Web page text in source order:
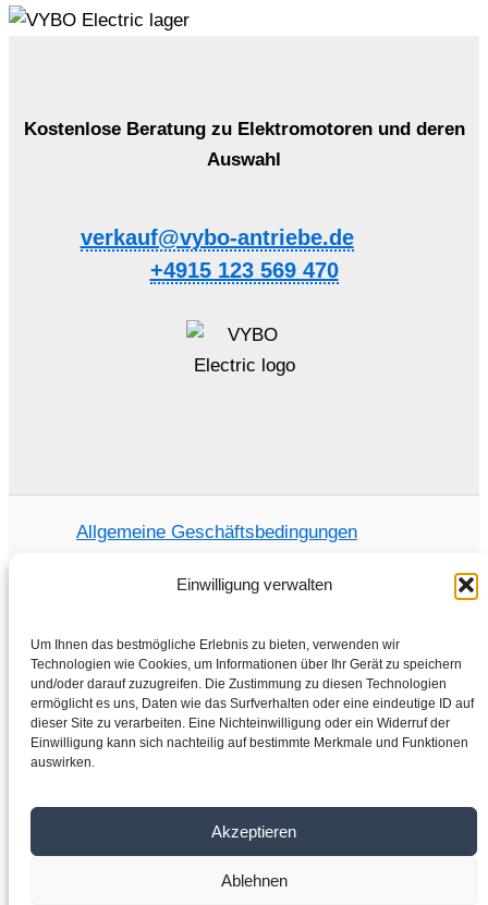
Einwilligung verwalten
Um Ihnen das bestmögliche Erlebnis zu bieten, verwenden wir
Technologien wie Cookies, um Informationen über Ihr Gerät zu speichern
und/oder darauf zuzugreifen. Die Zustimmung zu diesen Technologien
ermöglicht es uns, Daten wie das Surfverhalten oder eine eindeutige ID auf
dieser Site zu verarbeiten. Eine Nichteinwilligung oder ein Widerruf der
Einwilligung kann sich nachteilig auf bestimmte Merkmale und Funktionen
auswirken.
Akzeptieren
Ablehnen
Kostenlose Beratung zu Elektromotoren und deren
Auswahl
verkauf@vybo-antriebe.de
+4915 123 569 470
Allgemeine Geschäftsbedingungen
Home
Shop
Elektromotoren
Über uns
Kontakt